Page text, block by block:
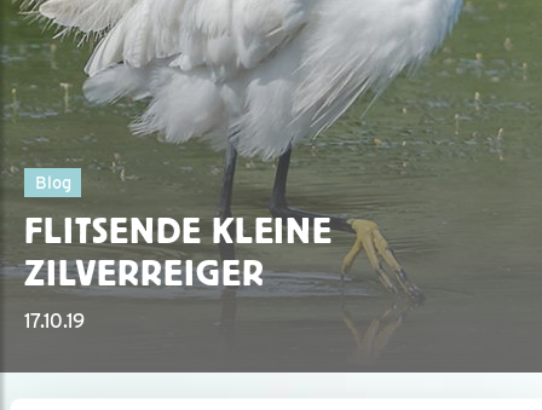
Blog
FLITSENDE KLEINE
ZILVERREIGER
17.10.19